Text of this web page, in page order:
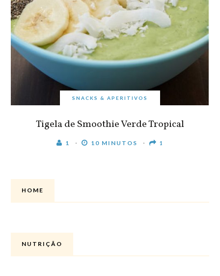
SNACKS & APERITIVOS
Tigela de Smoothie Verde Tropical
1 10 MINUTOS 1
HOME
NUTRIÇÃO